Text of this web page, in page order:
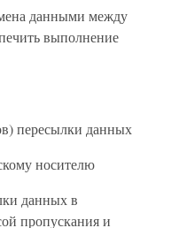
данными между
выполнение
пересылки данных
носителю
данных в
пропускания и